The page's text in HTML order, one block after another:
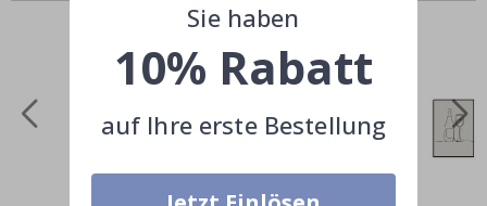
Sie haben
10% Rabatt
auf Ihre erste Bestellung